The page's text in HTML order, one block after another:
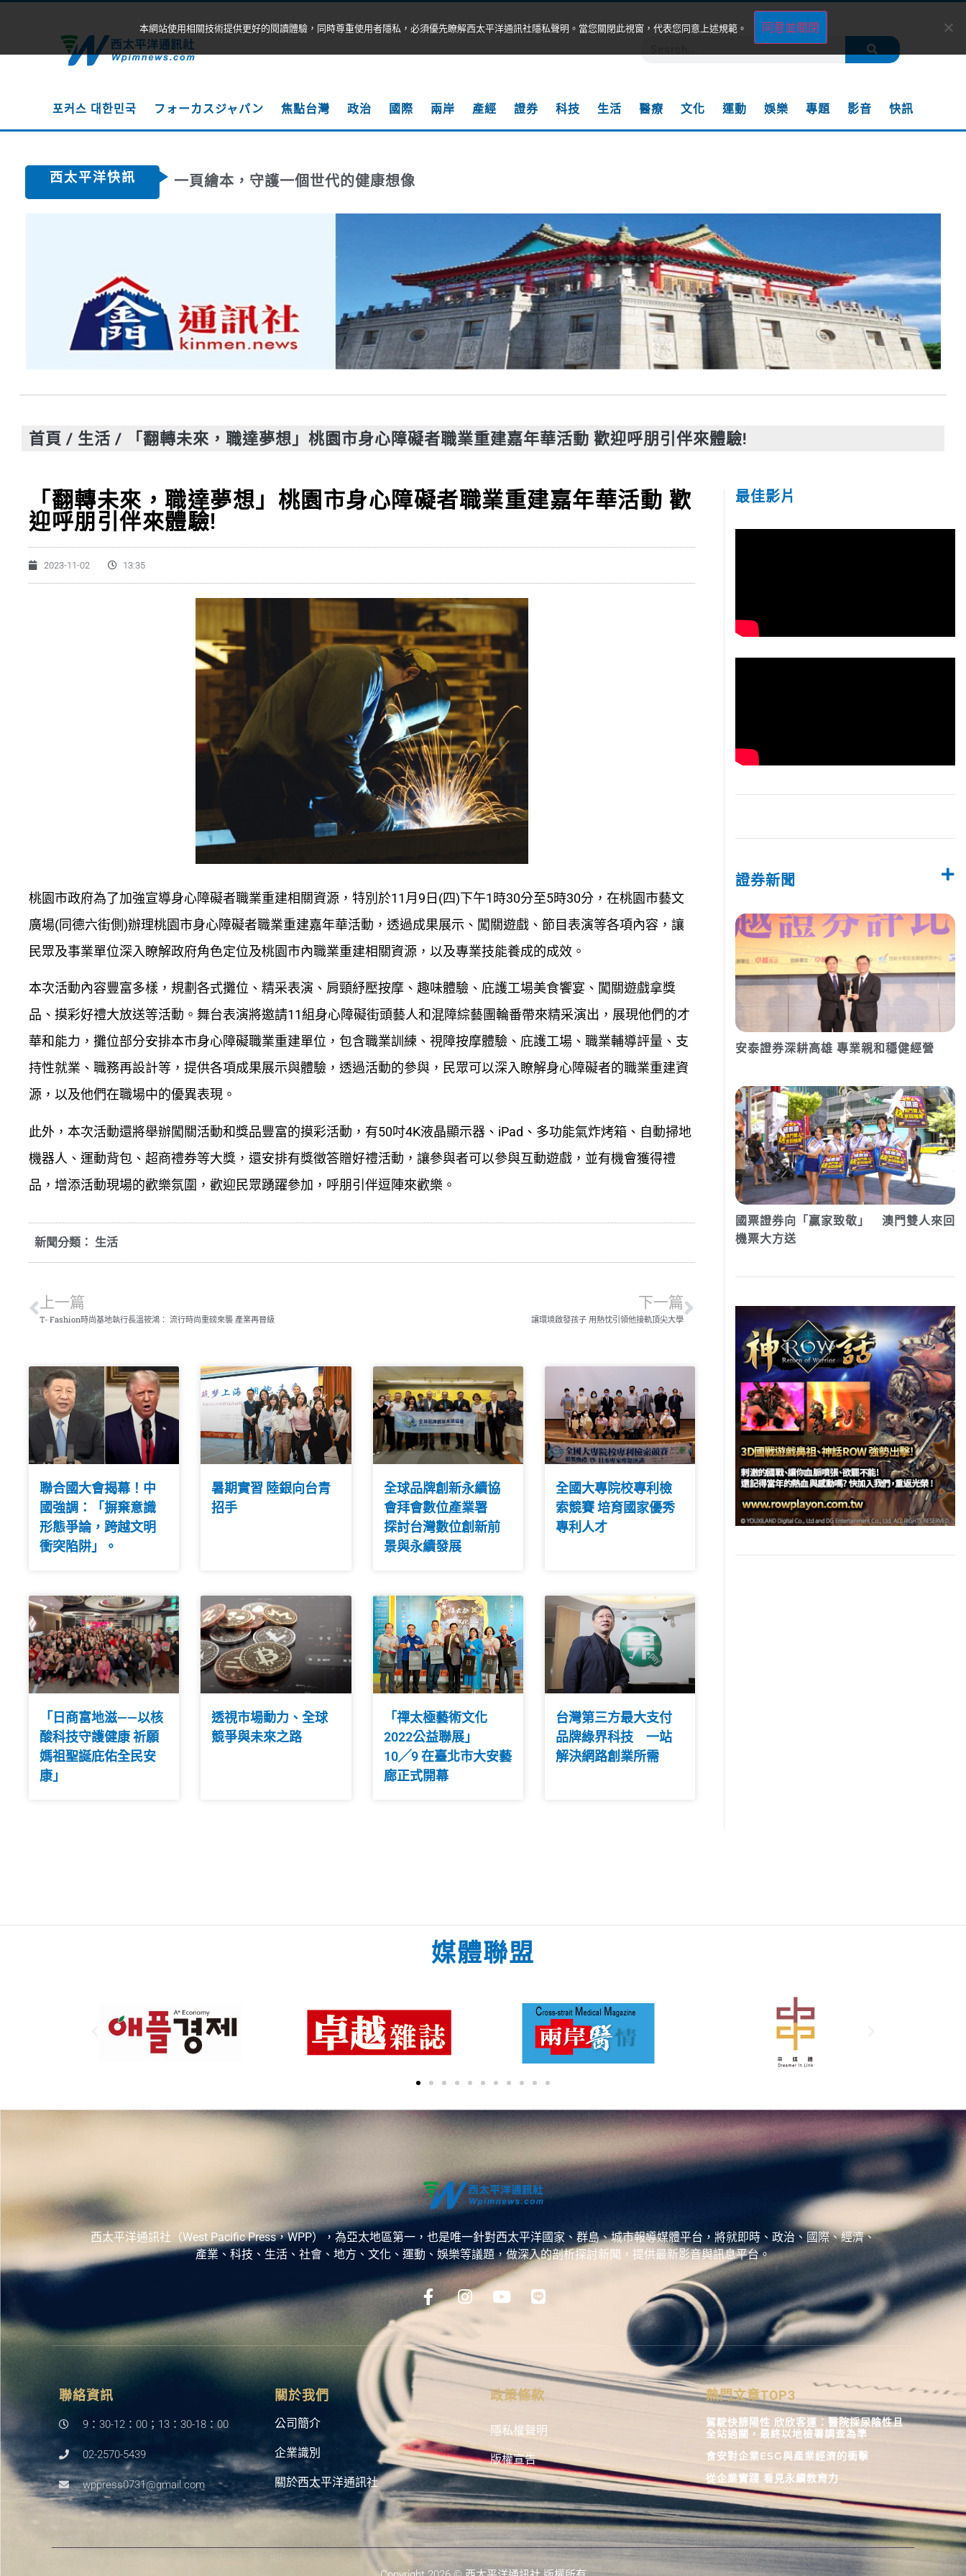
포커스 대한민국 フォーカスジャパン 焦點台灣 政治 國際 兩岸 產經 證券 科技 生活 醫療 文化 運動 娛樂 專題 影音 快訊
西太平洋快訊 一頁繪本，守護一個世代的健康想像
首頁 / 生活 / 「翻轉未來，職達夢想」桃園市身心障礙者職業重建嘉年華活動 歡迎呼朋引伴來體驗!
「翻轉未來，職達夢想」桃園市身心障礙者職業重建嘉年華活動 歡
迎呼朋引伴來體驗!
2023-11-02 13:35
桃園市政府為了加強宣導身心障礙者職業重建相關資源，特別於11月9日(四)下午1時30分至5時30分，在桃園市藝文
廣場(同德六街側)辦理桃園市身心障礙者職業重建嘉年華活動，透過成果展示、闖關遊戲、節目表演等各項內容，讓
民眾及事業單位深入瞭解政府角色定位及桃園市內職業重建相關資源，以及專業技能養成的成效。
本次活動內容豐富多樣，規劃各式攤位、精采表演、肩頸紓壓按摩、趣味體驗、庇護工場美食饗宴、闖關遊戲拿獎
品、摸彩好禮大放送等活動。舞台表演將邀請11組身心障礙街頭藝人和混障綜藝團輪番帶來精采演出，展現他們的才
華和能力，攤位部分安排本市身心障礙職業重建單位，包含職業訓練、視障按摩體驗、庇護工場、職業輔導評量、支
持性就業、職務再設計等，提供各項成果展示與體驗，透過活動的參與，民眾可以深入瞭解身心障礙者的職業重建資
源，以及他們在職場中的優異表現。
此外，本次活動還將舉辦闖關活動和獎品豐富的摸彩活動，有50吋4K液晶顯示器、iPad、多功能氣炸烤箱、自動掃地
機器人、運動背包、超商禮券等大獎，還安排有獎徵答贈好禮活動，讓參與者可以參與互動遊戲，並有機會獲得禮
品，增添活動現場的歡樂氛圍，歡迎民眾踴躍參加，呼朋引伴逗陣來歡樂。
新聞分類： 生活
上一篇
T- Fashion時尚基地執行長溫筱鴻： 流行時尚重磅來襲 產業再晉級
下一篇
讓環境啟發孩子 用熱忱引領他接軌頂尖大學
聯合國大會揭幕！中
國強調：「摒棄意識
形態爭論，跨越文明
衝突陷阱」。
暑期實習 陸銀向台青
招手
全球品牌創新永續協
會拜會數位產業署
探討台灣數位創新前
景與永續發展
全國大專院校專利檢
索競賽 培育國家優秀
專利人才
「日商富地滋——以核
酸科技守護健康 祈願
媽祖聖誕庇佑全民安
康」
透視市場動力、全球
競爭與未來之路
「禪太極藝術文化
2022公益聯展」
10╱9 在臺北市大安藝
廊正式開幕
台灣第三方最大支付
品牌綠界科技 一站
解決網路創業所需
最佳影片
證券新聞
安泰證券深耕高雄 專業親和穩健經營
國票證券向「贏家致敬」 澳門雙人來回
機票大方送
媒體聯盟
西太平洋通訊社（West Pacific Press，WPP），為亞太地區第一，也是唯一針對西太平洋國家、群島、城市報導媒體平台，將就即時、政治、國際、經濟、
產業、科技、生活、社會、地方、文化、運動、娛樂等議題，做深入的剖析探討新聞，提供最新影音與訊息平台。
聯絡資訊
9：30-12：00；13：30-18：00
02-2570-5439
wppress0731@gmail.com
關於我們
公司簡介
企業識別
關於西太平洋通訊社
政策條款
隱私權聲明
版權宣告
熱門文章TOP3
駕駛快篩陽性 欣欣客運：醫院採尿陰性且
全站過關，最終以地檢署調查為準
食安對企業ESG與產業經濟的衝擊
從企業實踐 看見永續教育力
本網站使用相關技術提供更好的閱讀體驗，同時尊重使用者隱私，必須優先瞭解西太平洋通訊社隱私聲明。當您關閉此視窗，代表您同意上述規範。 同意並關閉